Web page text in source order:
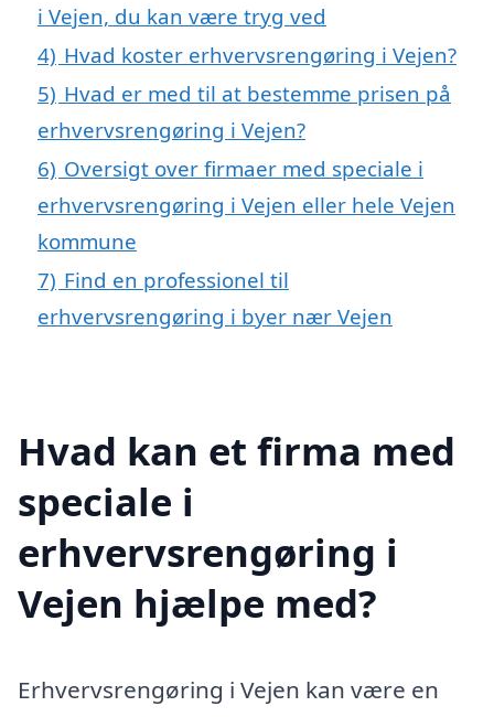
i Vejen, du kan være tryg ved
4) Hvad koster erhvervsrengøring i Vejen?
5) Hvad er med til at bestemme prisen på
erhvervsrengøring i Vejen?
6) Oversigt over firmaer med speciale i
erhvervsrengøring i Vejen eller hele Vejen
kommune
7) Find en professionel til
erhvervsrengøring i byer nær Vejen
Hvad kan et firma med
speciale i
erhvervsrengøring i
Vejen hjælpe med?
Erhvervsrengøring i Vejen kan være en